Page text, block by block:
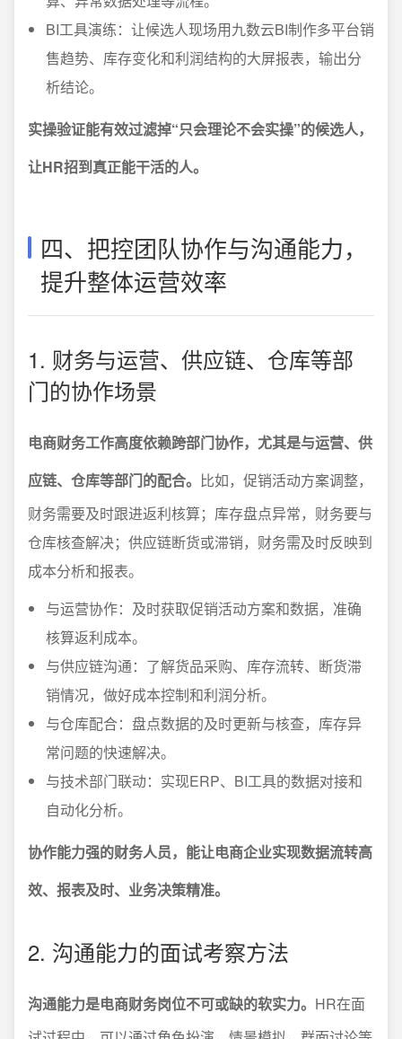
BI工具演练：让候选人现场用九数云BI制作多平台销
售趋势、库存变化和利润结构的大屏报表，输出分
析结论。
实操验证能有效过滤掉“只会理论不会实操”的候选人，
让HR招到真正能干活的人。
四、把控团队协作与沟通能力，
提升整体运营效率
1. 财务与运营、供应链、仓库等部
门的协作场景
电商财务工作高度依赖跨部门协作，尤其是与运营、供
应链、仓库等部门的配合。 比如，促销活动方案调整，
财务需要及时跟进返利核算；库存盘点异常，财务要与
仓库核查解决；供应链断货或滞销，财务需及时反映到
成本分析和报表。
与运营协作：及时获取促销活动方案和数据，准确
核算返利成本。
与供应链沟通：了解货品采购、库存流转、断货滞
销情况，做好成本控制和利润分析。
与仓库配合：盘点数据的及时更新与核查，库存异
常问题的快速解决。
与技术部门联动：实现ERP、BI工具的数据对接和
自动化分析。
协作能力强的财务人员，能让电商企业实现数据流转高
效、报表及时、业务决策精准。
2. 沟通能力的面试考察方法
沟通能力是电商财务岗位不可或缺的软实力。 HR在面